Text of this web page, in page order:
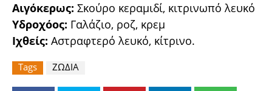
Αιγόκερως: Σκούρο κεραμιδί, κιτρινωπό λευκό
Υδροχόος: Γαλάζιο, ροζ, κρεμ
Ιχθείς: Αστραφτερό λευκό, κίτρινο.
Tags ΖΩΔΙΑ